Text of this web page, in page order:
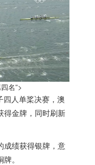
名”>
人单桨决赛，澳
得金牌，同时刷新
绩获得银牌，意
。